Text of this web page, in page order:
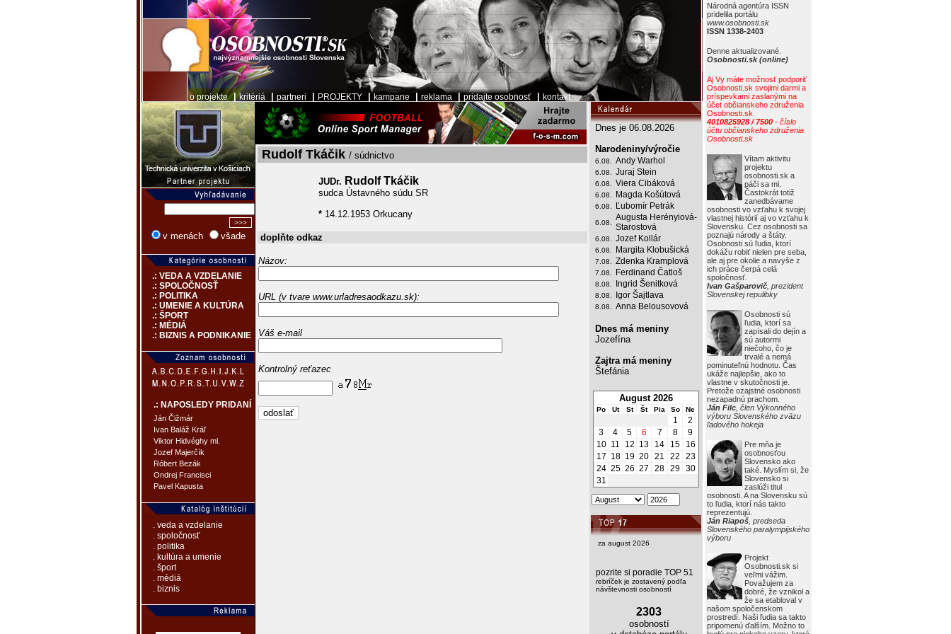
o projekte|kritériá partneri PROJEKTY kampane reklama pridajte osobnosť kontakt
Národná agentúra ISSN
pridelila portálu
www.osobnosti.sk
ISSN 1338-2403
Denne aktualizované.
Osobnosti.sk (online)
Aj Vy máte možnosť podporiť
Osobnosti.sk svojimi darmi a
príspevkami zaslanými na
účet občianskeho združenia
Osobnosti.sk
4010825928 / 7500 - číslo
účtu občianskeho združenia
Osobnosti.sk
Vítam aktivitu
projektu
osobnosti.sk a
páči sa mi.
Častokrát totiž
zanedbávame
osobnosti vo vzťahu k svojej
vlastnej histórií aj vo vzťahu k
Slovensku. Cez osobnosti sa
poznajú národy a štáty.
Osobnosti sú ľudia, ktorí
dokážu robiť nielen pre seba,
ale aj pre okolie a navyše z
ich práce čerpá celá
spoločnosť.
Ivan Gašparovič , prezident
Slovenskej repulibky
Osobnosti sú
ľudia, ktorí sa
zapísali do dejín a
sú autormi
niečoho, čo je
trvalé a nemá
pominuteľnú hodnotu. Čas
ukáže najlepšie, ako to
vlastne v skutočnosti je.
Pretože ozajstné osobnosti
nezapadnú prachom.
Ján Filc , člen Výkonného
výboru Slovenského zväzu
ľadového hokeja
Pre mňa je
osobnosťou
Slovensko ako
také. Myslím si, že
Slovensko si
zaslúži titul
osobnosti. A na Slovensku sú
to ľudia, ktorí nás takto
reprezentujú.
Ján Riapoš , predseda
Slovenského paralympijského
výboru
Projekt
Osobnosti.sk si
veľmi vážim.
Považujem za
dobré, že vznikol a
že sa etabloval v
našom spoločenskom
prostredí. Naši ľudia sa takto
pripomenú ďalším. Možno to
v menách všade
.: VEDA A VZDELANIE
.: SPOLOČNOSŤ
.: POLITIKA
.: UMENIE A KULTÚRA
.: ŠPORT
.: MÉDIÁ
.: BIZNIS A PODNIKANIE
.: NAPOSLEDY PRIDANÍ
Ján Čižmár
Ivan Baláž Kráľ
Viktor Hidvéghy ml.
Jozef Majerčík
Róbert Bezák
Ondrej Francisci
Pavel Kapusta
. veda a vzdelanie
. spoločnosť
. politika
. kultúra a umenie
. šport
. médiá
. biznis
Rudolf Tkáčik / súdnictvo
JUDr. Rudolf Tkáčik
sudca Ústavného súdu SR
* 14.12.1953 Orkucany
doplňte odkaz
Názov:
URL (v tvare www.urladresaodkazu.sk):
Váš e-mail
Kontrolný reťazec
Dnes je 06.08.2026
Narodeniny/výročie
6.08. Andy Warhol
6.08. Juraj Stein
6.08. Viera Cibáková
6.08. Magda Košútová
6.08. Ľubomír Petrák
6.08.
Augusta Herényiová-
Starostová
6.08. Jozef Kollár
6.08. Margita Klobušická
7.08. Zdenka Kramplová
7.08. Ferdinand Čatloš
8.08. Ingrid Šenitková
8.08. Igor Šajtlava
8.08. Anna Belousovová
Dnes má meniny
Jozefína
Zajtra má meniny
Štefánia
August 2026
Po Ut St Št Pia So Ne
1
2
3
4 5 6 7 8
9
10 11 12 13 14 15
16
17 18 19 20 21 22
23
24 25 26 27 28 29 30
31
za august 2026
pozrite si poradie TOP 51
rebríček je zostavený podľa
návštevnosti osobností
2303
osobností